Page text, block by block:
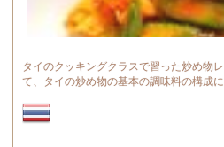
タイのクッキングクラスで習った炒め物
て、タイの炒め物の基本の調味料の構成